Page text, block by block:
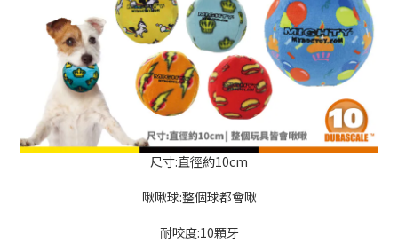
尺寸:直徑約10cm
啾啾球:整個球都會啾
耐咬度:10顆牙